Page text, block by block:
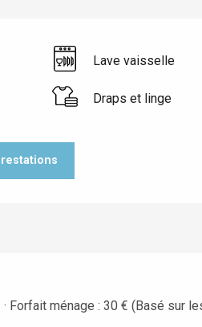
Forges-les-Eaux
Blangy-sur-Bresle
Lave vaisselle
Draps et linge
Forfait ménage : 30 € (Basé sur